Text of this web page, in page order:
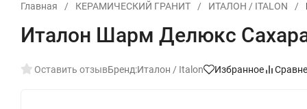
Главная / КЕРАМИЧЕСКИЙ ГРАНИТ / ИТАЛОН / ITALON /
Италон Шарм Делюкс Сахара
Оставить отзывБренд:Италон / Italon Избранное